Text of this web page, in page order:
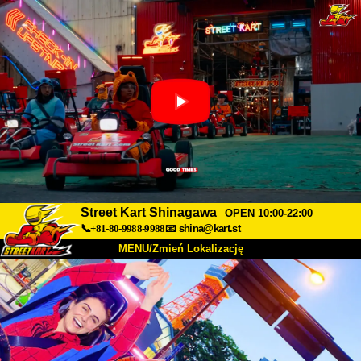
Street Kart Shinagawa
OPEN 10:00-22:00
📞+81-80-9988-9988📧 shina@kart.st
MENU/Zmień Lokalizację
O nas Specyfikacja Cena
Dojazd Opinie FAQ